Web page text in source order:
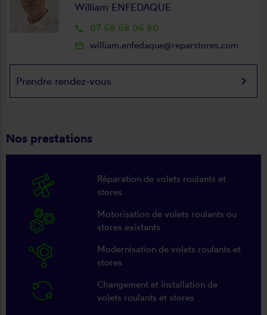
William ENFEDAQUE
local_phone 07 68 68 06 80
mail_outline william.enfedaque@reparstores.com
Prendre rendez-vous keyboard_arrow_right
Nos prestations
Réparation de volets roulants et
stores
Motorisation de volets roulants ou
stores existants
Modernisation de volets roulants et
stores
Changement et installation de
volets roulants et stores